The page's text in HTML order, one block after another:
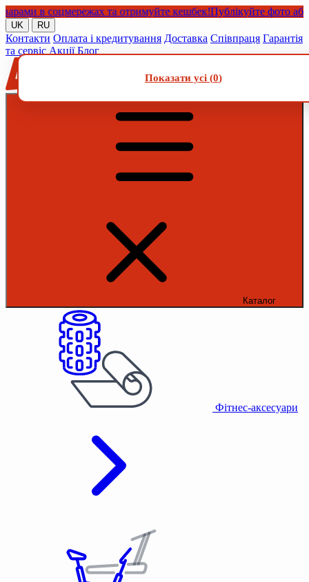
в соцмережах та отримуйте кешбек!Публікуйте фото або
UK RU
Контакти Оплата і кредитування Доставка Співпраця Гарантія
та сервіс Акції Блог
Каталог
Фітнес-аксесуари
Показати усі (0)